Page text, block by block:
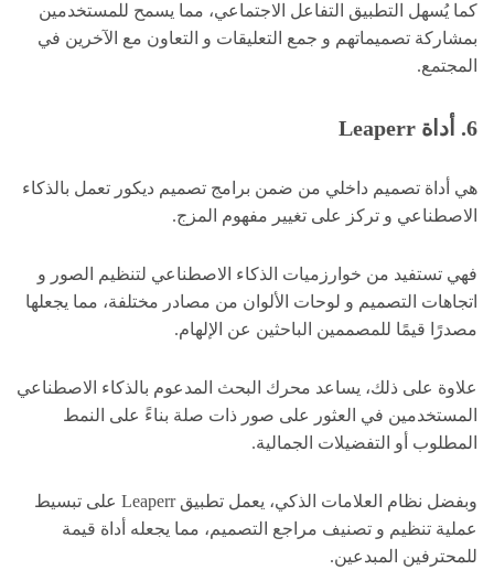
كما يُسهل التطبيق التفاعل الاجتماعي، مما يسمح للمستخدمين
بمشاركة تصميماتهم و جمع التعليقات و التعاون مع الآخرين في
المجتمع.
6. أداة Leaperr
هي أداة تصميم داخلي من ضمن برامج تصميم ديكور تعمل بالذكاء
الاصطناعي و تركز على تغيير مفهوم المزج.
فهي تستفيد من خوارزميات الذكاء الاصطناعي لتنظيم الصور و
اتجاهات التصميم و لوحات الألوان من مصادر مختلفة، مما يجعلها
مصدرًا قيمًا للمصممين الباحثين عن الإلهام.
علاوة على ذلك، يساعد محرك البحث المدعوم بالذكاء الاصطناعي
المستخدمين في العثور على صور ذات صلة بناءً على النمط
المطلوب أو التفضيلات الجمالية.
وبفضل نظام العلامات الذكي، يعمل تطبيق Leaperr على تبسيط
عملية تنظيم و تصنيف مراجع التصميم، مما يجعله أداة قيمة
للمحترفين المبدعين.